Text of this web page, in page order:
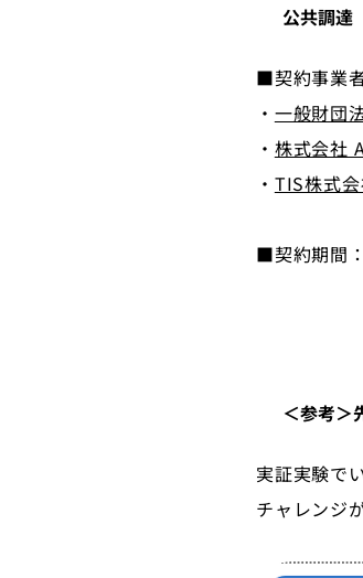
公共調達
■契約事業
・ 一般財団
・ 株式会社
・ TIS株式
■契約期間
＜参考＞
実証実験で
チャレンジ